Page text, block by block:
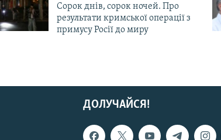
Сорок днів, сорок ночей. Про
результати кримської операції з
примусу Росії до миру
ДОЛУЧАЙСЯ!